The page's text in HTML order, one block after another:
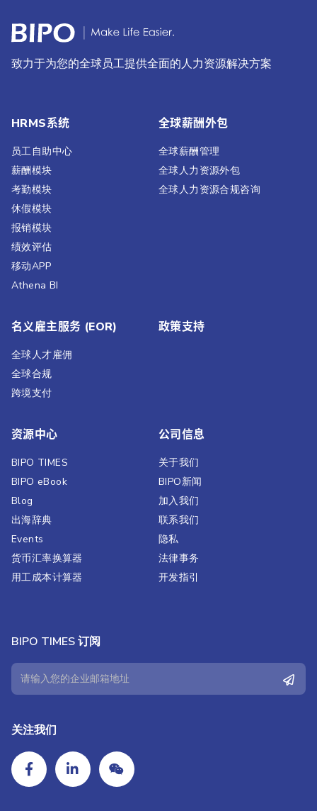
致力于为您的全球员工提供全面的人力资源解决方案
HRMS系统
员工自助中心
薪酬模块
考勤模块
休假模块
报销模块
绩效评估​
移动APP
Athena BI
全球薪酬外包
全球薪酬管理
全球人力资源外包
全球人力资源合规咨询
名义雇主服务 (EOR)
全球人才雇佣
全球合规
跨境支付
政策支持
资源中心
BIPO TIMES
BIPO eBook
Blog
出海辞典
Events
货币汇率换算器
用工成本计算器
公司信息
关于我们
BIPO新闻​
加入我们
联系我们
隐私
法律事务
开发指引
BIPO TIMES 订阅
关注我们